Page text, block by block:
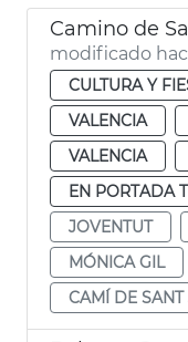
Camino de
modificado
CULTURA Y
VALENCIA
VALENCIA
EN PORTADA
JOVENTUT
MÓNICA GIL
CAMÍ DE